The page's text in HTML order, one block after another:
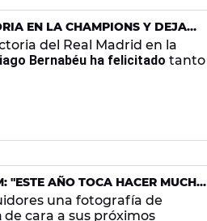
EN LA CHAMPIONS Y DEJA
del Real Madrid en la
Bernabéu ha felicitado tanto
"ESTE AÑO TOCA HACER MUCHO
una fotografía de
de cara a sus próximos